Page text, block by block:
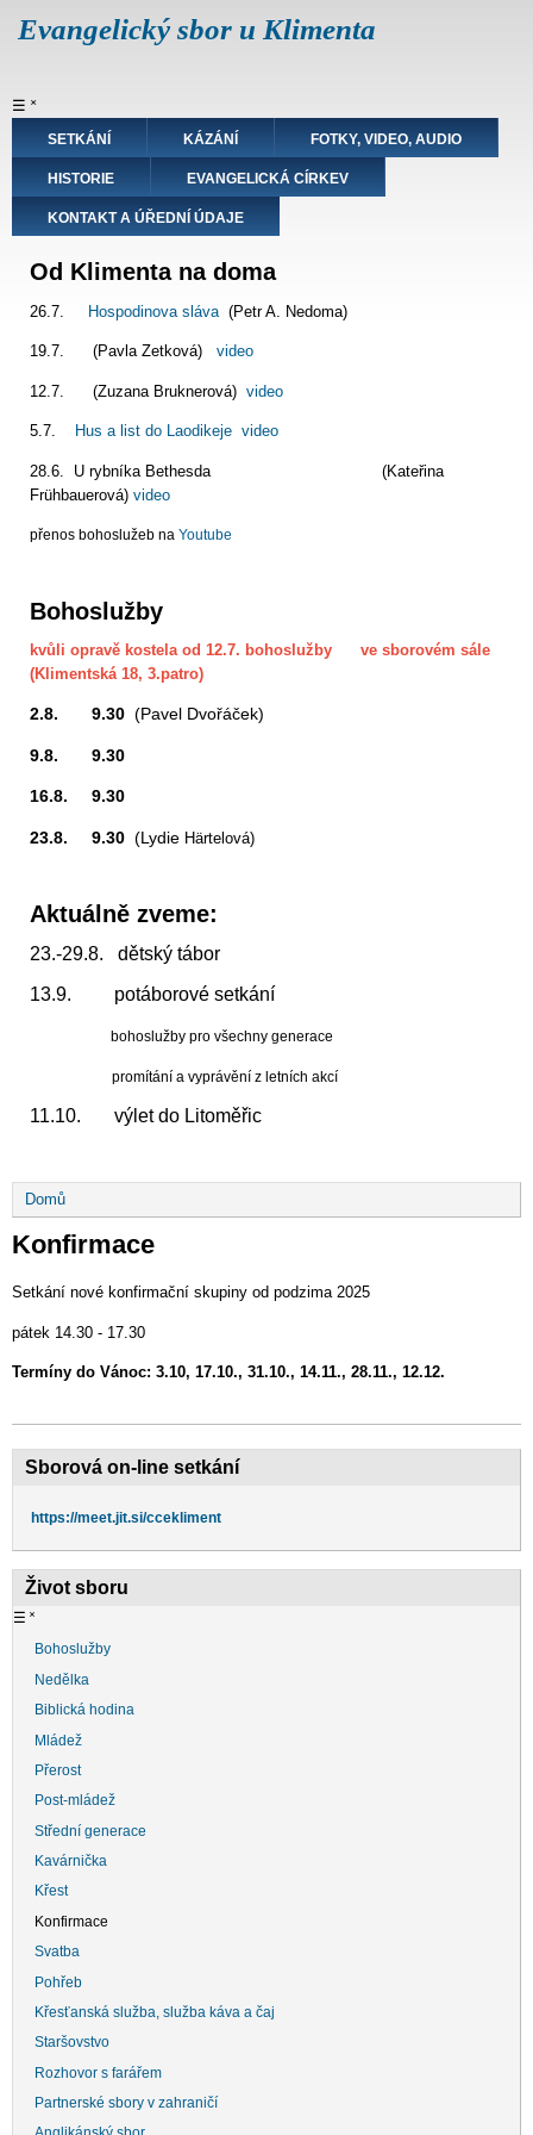
Evangelický sbor u Klimenta
Hlavní
navigace
☰ ˟
SETKÁNÍ KÁZÁNÍ FOTKY, VIDEO, AUDIO
HISTORIE EVANGELICKÁ CÍRKEV
KONTAKT A ÚŘEDNÍ ÚDAJE
Od Klimenta na doma
26.7. Hospodinova sláva (Petr A. Nedoma)
19.7. (Pavla Zetková) video
12.7. (Zuzana Bruknerová) video
5.7. Hus a list do Laodikeje video
28.6. U rybníka Bethesda (Kateřina
Frühbauerová) video
přenos bohoslužeb na Youtube
Bohoslužby
kvůli opravě kostela od 12.7. bohoslužby ve sborovém sále
(Klimentská 18, 3.patro)
2.8. 9.30 (Pavel Dvořáček)
9.8. 9.30
16.8. 9.30
23.8. 9.30 (Lydie Härtelová)
Aktuálně zveme:
23.-29.8. dětský tábor
13.9. potáborové setkání
bohoslužby pro všechny generace
promítání a vyprávění z letních akcí
11.10. výlet do Litoměřic
Drobečková
navigace
Domů
Konfirmace
Setkání nové konfirmační skupiny od podzima 2025
pátek 14.30 - 17.30
Termíny do Vánoc: 3.10, 17.10., 31.10., 14.11., 28.11., 12.12.
Sborová on-line setkání
https://meet.jit.si/ccekliment
Život sboru
☰ ˟
Bohoslužby
Nedělka
Biblická hodina
Mládež
Přerost
Post-mládež
Střední generace
Kavárnička
Křest
Konfirmace
Svatba
Pohřeb
Křesťanská služba, služba káva a čaj
Staršovstvo
Rozhovor s farářem
Partnerské sbory v zahraničí